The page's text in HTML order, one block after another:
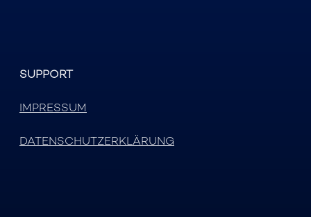
SUPPORT
IMPRESSUM
DATENSCHUTZERKLÄRUNG